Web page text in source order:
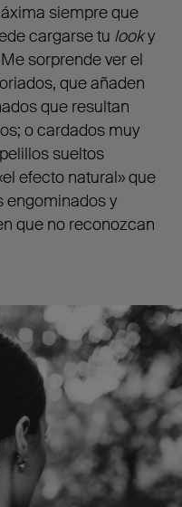
siempre que
cargarse tu looky
sorprende ver el
que añaden
que resultan
o cardados muy
sueltos
efecto natural» que
engominados y
que no reconozcan